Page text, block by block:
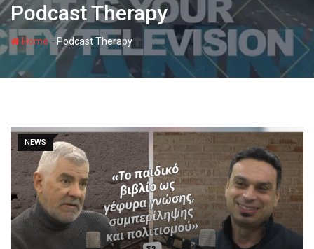
Podcast Therapy
Home- Podcast Therapy
NEWS